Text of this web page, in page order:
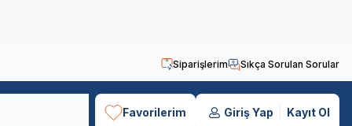
Siparişlerim Sıkça Sorulan Sorular
Favorilerim Giriş Yap Kayıt Ol